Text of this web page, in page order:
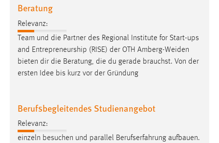
Beratung
Relevanz:
Team und die Partner des Regional Institute for Start-ups
and Entrepreneurship (RISE) der OTH Amberg-Weiden
bieten dir die Beratung, die du gerade brauchst. Von der
ersten Idee bis kurz vor der Gründung
Berufsbegleitendes Studienangebot
Relevanz:
einzeln besuchen und parallel Berufserfahrung aufbauen.